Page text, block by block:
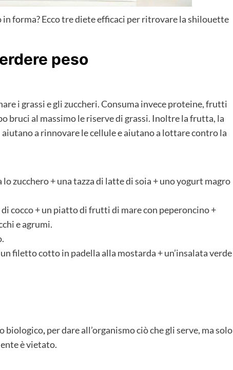
forma? Ecco tre diete efficaci per ritrovare la shilouette
peso
i grassi e gli zuccheri. Consuma invece proteine, frutti
bruci al massimo le riserve di grassi. Inoltre la frutta, la
a rinnovare le cellule e aiutano a lottare contro la
zucchero + una tazza di latte di soia + uno yogurt magro
cocco + un piatto di frutti di mare con peperoncino +
e agrumi.
filetto cotto in padella alla mostarda + un’insalata verde
biologico,per dare all’organismo ciò che gli serve, ma solo
è vietato.